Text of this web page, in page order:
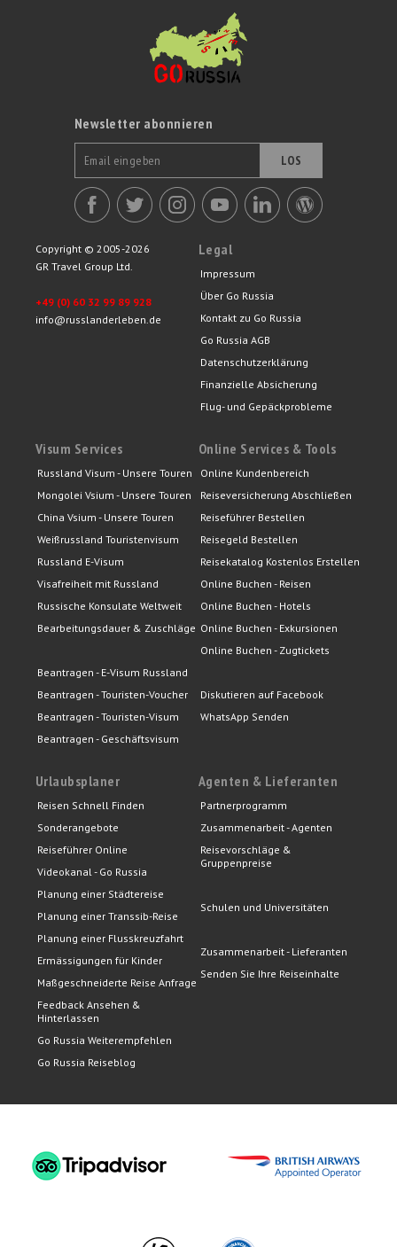
Newsletter abonnieren
LOS
Copyright © 2005-2026
GR Travel Group Ltd.
+49 (0) 60 32 99 89 928
info@russlanderleben.de
Legal
Impressum
Über Go Russia
Kontakt zu Go Russia
Go Russia AGB
Datenschutzerklärung
Finanzielle Absicherung
Flug- und Gepäckprobleme
Visum Services
Russland Visum - Unsere Touren
Mongolei Vsium - Unsere Touren
China Vsium - Unsere Touren
Weißrussland Touristenvisum
Russland E-Visum
Visafreiheit mit Russland
Russische Konsulate Weltweit
Bearbeitungsdauer & Zuschläge
Beantragen - E-Visum Russland
Beantragen - Touristen-Voucher
Beantragen - Touristen-Visum
Beantragen - Geschäftsvisum
Online Services & Tools
Online Kundenbereich
Reiseversicherung Abschließen
Reiseführer Bestellen
Reisegeld Bestellen
Reisekatalog Kostenlos Erstellen
Online Buchen - Reisen
Online Buchen - Hotels
Online Buchen - Exkursionen
Online Buchen - Zugtickets
Diskutieren auf Facebook
WhatsApp Senden
Urlaubsplaner
Reisen Schnell Finden
Sonderangebote
Reiseführer Online
Videokanal - Go Russia
Planung einer Städtereise
Planung einer Transsib-Reise
Planung einer Flusskreuzfahrt
Ermässigungen für Kinder
Maßgeschneiderte Reise Anfrage
Feedback Ansehen &
Hinterlassen
Go Russia Weiterempfehlen
Go Russia Reiseblog
Agenten & Lieferanten
Partnerprogramm
Zusammenarbeit - Agenten
Reisevorschläge &
Gruppenpreise
Schulen und Universitäten
Zusammenarbeit - Lieferanten
Senden Sie Ihre Reiseinhalte